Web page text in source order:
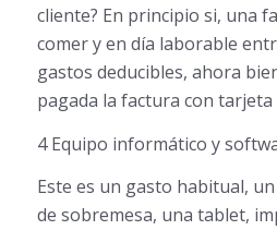
cliente? En principio si, una
comer y en día laborable
gastos deducibles, ahora
pagada la factura con
4 Equipo informático y
Este es un gasto habitual,
de sobremesa, una tablet,